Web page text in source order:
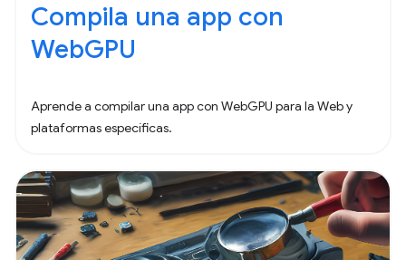
Compila una app con
WebGPU
Aprende a compilar una app con WebGPU para la Web y
plataformas específicas.